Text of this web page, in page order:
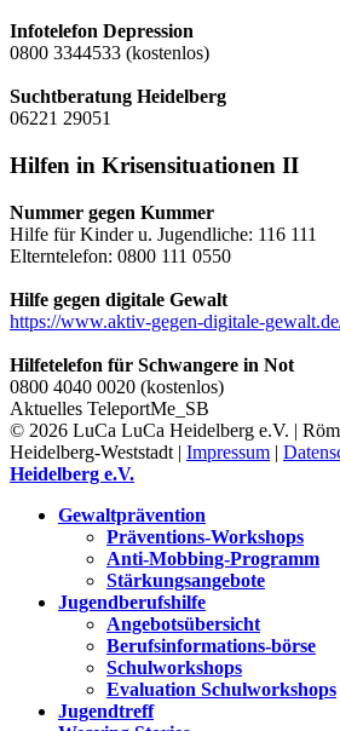
Infotelefon Depression
0800 3344533 (kostenlos)
Suchtberatung Heidelberg
06221 29051
Hilfen in Krisensituationen II
Nummer gegen Kummer
Hilfe für Kinder u. Jugendliche: 116 111
Elterntelefon: 0800 111 0550
Hilfe gegen digitale Gewalt
https://www.aktiv-gegen-digitale-
Hilfetelefon für Schwangere in Not
0800 4040 0020 (kostenlos)
Aktuelles TeleportMe_SB
© 2026 LuCa LuCa Heidelberg e.V. |
Heidelberg-Weststadt | Impressum |
Heidelberg e.V.
Gewaltprävention
Präventions-Workshops
Anti-Mobbing-Programm
Stärkungsangebote
Jugendberufshilfe
Angebotsübersicht
Berufsinformations-börse
Schulworkshops
Evaluation Schulworkshops
Jugendtreff